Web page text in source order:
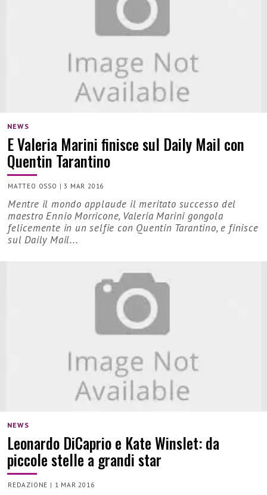
NEWS
E Valeria Marini finisce sul Daily Mail con
Quentin Tarantino
MATTEO OSSO |3 MAR 2016
Mentre il mondo applaude il meritato successo del
maestro Ennio Morricone, Valeria Marini gongola
felicemente in un selfie con Quentin Tarantino, e finisce
sul Daily Mail...
NEWS
Leonardo DiCaprio e Kate Winslet: da
piccole stelle a grandi star
REDAZIONE | 1 MAR 2016